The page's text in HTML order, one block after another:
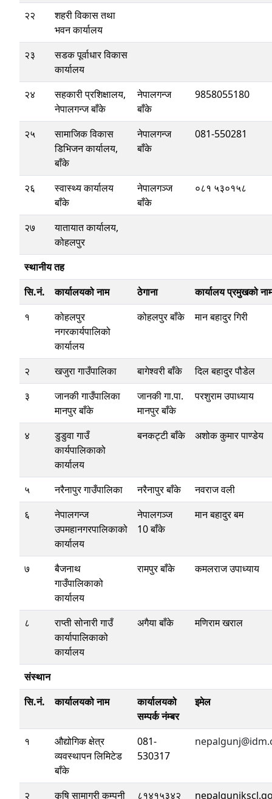
२२
शहरी विकास तथा
भवन कार्यालय
२३
सडक पूर्वाधार विकास
कार्यालय
२४
सहकारी प्रशिक्षालय,
नेपालगन्ज बाँके
नेपालगन्ज
बाँके
9858055180
२५
सामाजिक विकास
डिभिजन कार्यालय,
बाँके
नेपालगन्ज
बाँके
081-550281
२६
स्वास्थ्य कार्यालय
बाँके
नेपालगञ्ज
बाँके
०८१ ५३०१५८
२७
यातायात कार्यालय,
कोहलपुर
स्थानीय तह
सि.नं.
कार्यालयको नाम ठेगाना
कार्यालय प्रमुखको
१
कोहलपुर
नगरकार्यपालिको
कार्यालय
कोहलपुर बाँके मान बहादुर गिरी
२ खजुरा गाउँपालिका बागेश्वरी बाँके
दिल बहादुर पौडेल
३
जानकी गाउँपालिका
मानपुर बाँके
जानकी गा.पा.
मानपुर बाँके
परशुराम उपाध्याय
४
डुडुवा गाउँ
कार्यपालिकाको
कार्यालय
बनकट्टी बाँके अशोक कुमार पाण्डेय
५ नरैनापुर गाउँपालिका नरैनापुर बाँके
नवराज वली
६
नेपालगन्ज
उपमहानगरपालिकाको
कार्यालय
नेपालगञ्ज
10 बाँके
मान बहादुर बम
७
बैजनाथ
गाउँपालिकाको
कार्यालय
रामपुर बाँके कमलराज उपाध्याय
८
राप्ती सोनारी गाउँ
कार्यापालिकाको
कार्यालय
अगैया बाँके मणिराम खराल
संस्थान
सि.नं.
कार्यालयको नाम
कार्यालयको
सम्पर्क नंम्बर
इमेल
१
औद्योगिक क्षेत्र
व्यवस्थापन लिमिटेड
बाँके
081-
530317
२
कृषि सामाग्री कम्पनी
८१४१५३४२